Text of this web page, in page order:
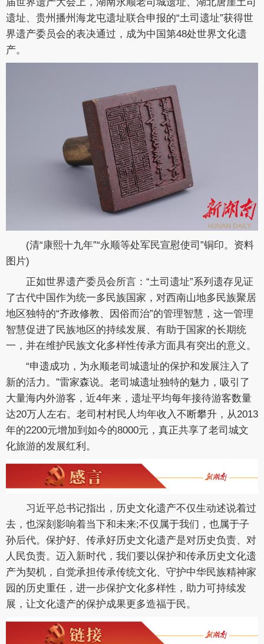
遗址、贵州播州海龙屯遗址联合申报的“土司遗址”获得世
界遗产委员会的表决通过，成为中国第48处世界文化遗
产。
(清“康熙十九年”“永顺等处军民宣慰使司”铜印。资料
图片)
正如世界遗产委员会所言：“土司遗址”系列遗存见证
了古代中国作为统一多民族国家，对西南山地多民族聚居
地区独特的“齐政修教、因俗而治”的管理智慧，这一管理
智慧促进了民族地区的持续发展、有助于国家的长期统
一，并在维护民族文化多样性传承方面具有突出的意义。
“申遗成功，为永顺老司城遗址的保护和发展注入了
新的活力。”雷家森说。老司城遗址独特的魅力，吸引了
大量海内外游客，近4年来，遗址平均每年接待游客数量
达20万人左右。老司村村民人均年收入不断攀升，从2013
年的2200元增加到如今的8000元，真正共享了老司城文
化旅游的发展红利。
习近平总书记指出，历史文化遗产不仅生动述说着过
去，也深刻影响着当下和未来;不仅属于我们，也属于子
孙后代。保护好、传承好历史文化遗产是对历史负责、对
人民负责。迈入新时代，我们要以保护和传承历史文化遗
产为契机，自觉承担传承传统文化、守护中华民族精神家
园的历史重任，进一步保护文化多样性，助力可持续发
展，让文化遗产的保护成果更多造福于民。